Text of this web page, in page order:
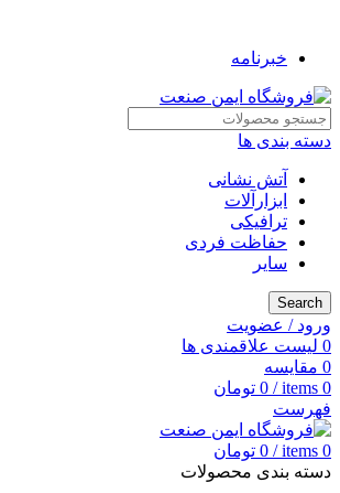
خبرنامه
دسته بندی ها
آتش نشانی
ابزارآلات
ترافیکی
حفاظت فردی
سایر
Search
ورود / عضویت
0 لیست علاقمندی ها
0 مقایسه
0
items
/
0 تومان
فهرست
0
items
/
0 تومان
دسته بندی محصولات